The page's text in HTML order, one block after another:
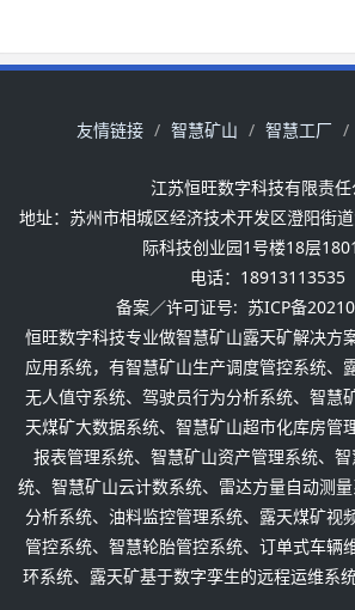
友情链接 智慧矿山 智慧工厂
江苏恒旺数字科技有限责任
地址：苏州市相城区经济技术开发区澄阳街
际科技创业园1号楼18层
电话：18913113535
备案／许可证号: 苏ICP备
恒旺数字科技专业做智慧矿山露天矿解决方
应用系统，有智慧矿山生产调度管控系统、
无人值守系统、驾驶员行为分析系统、智慧
天煤矿大数据系统、智慧矿山超市化库房管
报表管理系统、智慧矿山资产管理系统、
统、智慧矿山云计数系统、雷达方量自动测
分析系统、油料监控管理系统、露天煤矿视
管控系统、智慧轮胎管控系统、订单式车辆
环系统、露天矿基于数字孪生的远程运维系